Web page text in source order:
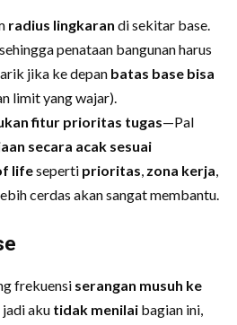
radius lingkaran di sekitar base.
penataan bangunan harus
jika ke depan batas base bisa
limit yang wajar).
fitur prioritas tugas—Pal
secara acak sesuai
lifeseperti prioritas, zona kerja,
cerdas akan sangat membantu.
frekuensi serangan musuh ke
aku tidak menilai bagian ini,